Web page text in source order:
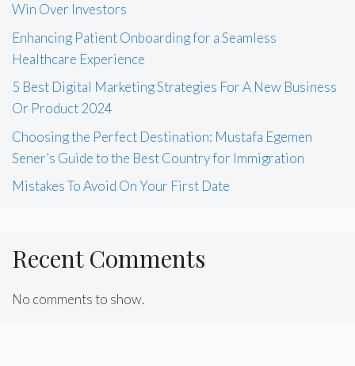
Win Over Investors
Enhancing Patient Onboarding for a Seamless
Healthcare Experience
5 Best Digital Marketing Strategies For A New Business
Or Product 2024
Choosing the Perfect Destination: Mustafa Egemen
Sener’s Guide to the Best Country for Immigration
Mistakes To Avoid On Your First Date
Recent Comments
No comments to show.